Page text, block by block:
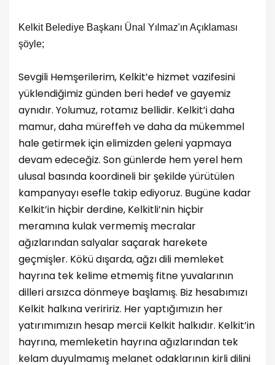
Kelkit Belediye Başkanı Ünal Yılmaz'ın Açıklaması
şöyle;
Sevgili Hemşerilerim, Kelkit’e hizmet vazifesini
yüklendiğimiz günden beri hedef ve gayemiz
aynıdır. Yolumuz, rotamız bellidir. Kelkit’i daha
mamur, daha müreffeh ve daha da mükemmel
hale getirmek için elimizden geleni yapmaya
devam edeceğiz. Son günlerde hem yerel hem
ulusal basında koordineli bir şekilde yürütülen
kampanyayı esefle takip ediyoruz. Bugüne kadar
Kelkit’in hiçbir derdine, Kelkitli’nin hiçbir
meramına kulak vermemiş mecralar
ağızlarından salyalar saçarak harekete
geçmişler. Kökü dışarda, ağzı dili memleket
hayrına tek kelime etmemiş fitne yuvalarının
dilleri arsızca dönmeye başlamış. Biz hesabımızı
Kelkit halkına veriririz. Her yaptığımızın her
yatırımımızın hesap mercii Kelkit halkıdır. Kelkit’in
hayrına, memleketin hayrına ağızlarından tek
kelam duyulmamış melanet odaklarının kirli dilini